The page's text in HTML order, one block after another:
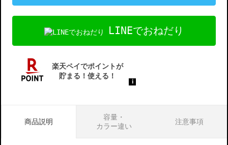
LINEでおねだり
商品説明
容量・
カラー違い
注意事項